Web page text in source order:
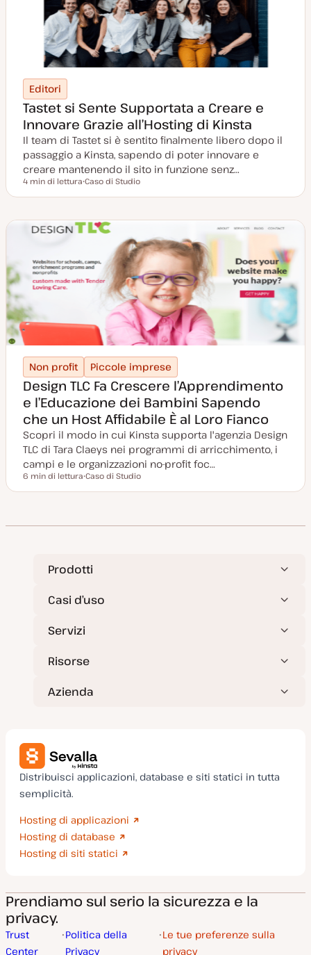
Editori
Tastet si Sente Supportata a Creare e
Innovare Grazie all’Hosting di Kinsta
Il team di Tastet si è sentito finalmente libero dopo il
passaggio a Kinsta, sapendo di poter innovare e
creare mantenendo il sito in funzione senz…
Tempo di lettura
4 min di lettura
o
t
t
y
Caso di Studio
Non profit Piccole imprese
Design TLC Fa Crescere l’Apprendimento
e l’Educazione dei Bambini Sapendo
che un Host Affidabile È al Loro Fianco
Scopri il modo in cui Kinsta supporta l'agenzia Design
TLC di Tara Claeys nei programmi di arricchimento, i
campi e le organizzazioni no-profit foc…
Tempo di lettura
6 min di lettura
o
Caso di Studio
Prodotti
Casi d’uso
Servizi
Risorse
Azienda
Distribuisci applicazioni, database e siti statici in tutta
semplicità.
Hosting di applicazioni
Hosting di database
Hosting di siti statici
Prendiamo sul serio la sicurezza e la
privacy.
Trust
Center
Politica della
Privacy
Le tue preferenze sulla
privacy